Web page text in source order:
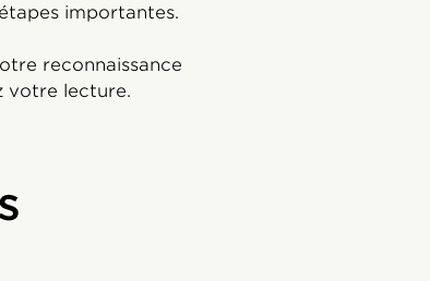
importantes.
reconnaissance
votre lecture.